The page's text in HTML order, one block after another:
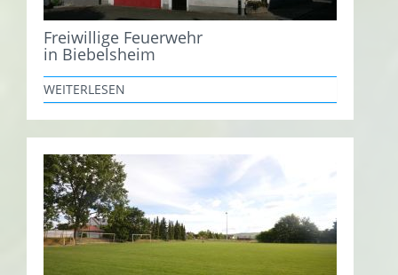
Freiwillige Feuerwehr
in Biebelsheim
WEITERLESEN